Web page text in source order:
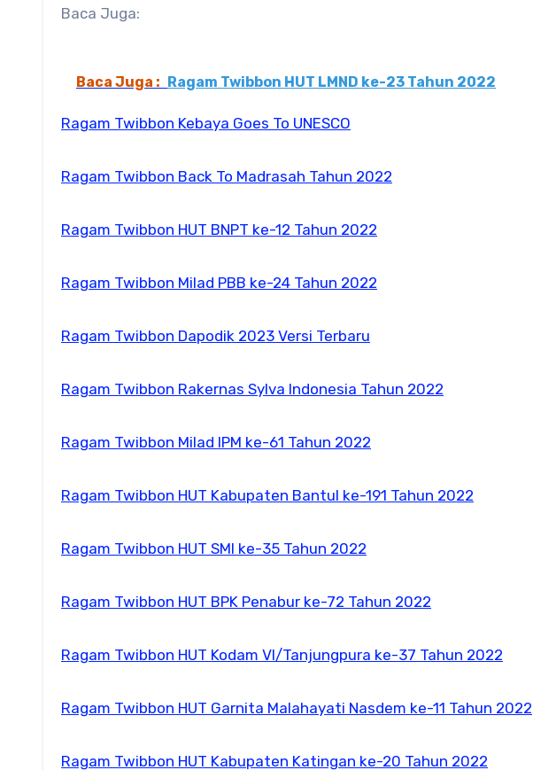
Baca Juga:
Baca Juga : Ragam Twibbon HUT LMND ke-23 Tahun 2022
Ragam Twibbon Kebaya Goes To UNESCO
Ragam Twibbon Back To Madrasah Tahun 2022
Ragam Twibbon HUT BNPT ke-12 Tahun 2022
Ragam Twibbon Milad PBB ke-24 Tahun 2022
Ragam Twibbon Dapodik 2023 Versi Terbaru
Ragam Twibbon Rakernas Sylva Indonesia Tahun 2022
Ragam Twibbon Milad IPM ke-61 Tahun 2022
Ragam Twibbon HUT Kabupaten Bantul ke-191 Tahun 2022
Ragam Twibbon HUT SMI ke-35 Tahun 2022
Ragam Twibbon HUT BPK Penabur ke-72 Tahun 2022
Ragam Twibbon HUT Kodam VI/Tanjungpura ke-37 Tahun 2022
Ragam Twibbon HUT Garnita Malahayati Nasdem ke-11 Tahun 2022
Ragam Twibbon HUT Kabupaten Katingan ke-20 Tahun 2022